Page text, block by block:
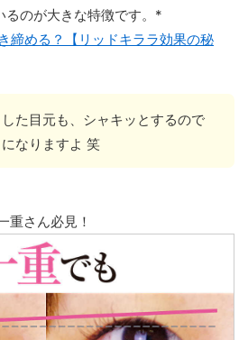
るのが大きな特徴です。*
締める？【リッドキララ効果の秘
た目元も、シャキッとするので
なりますよ 笑
重さん必見！